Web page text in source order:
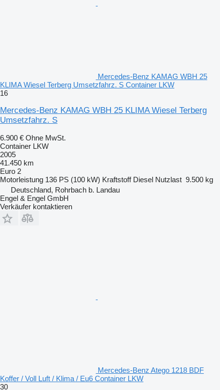
Mercedes-Benz KAMAG WBH 25
KLIMA Wiesel Terberg Umsetzfahrz. S Container LKW
16
Mercedes-Benz KAMAG WBH 25 KLIMA Wiesel Terberg
Umsetzfahrz. S
6.900 € Ohne MwSt.
Container LKW
2005
41.450 km
Euro 2
Motorleistung 136 PS (100 kW) Kraftstoff Diesel Nutzlast 9.500 kg
Deutschland, Rohrbach b. Landau
Engel & Engel GmbH
Verkäufer kontaktieren
Mercedes-Benz Atego 1218 BDF
Koffer / Voll Luft / Klima / Eu6 Container LKW
30